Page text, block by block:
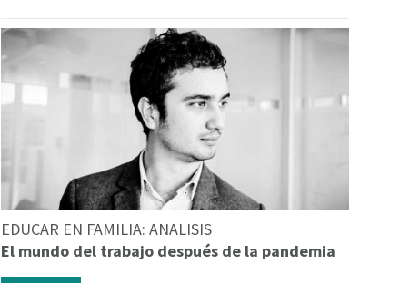
EDUCAR EN FAMILIA: ANALISIS
El mundo del trabajo después de la pandemia